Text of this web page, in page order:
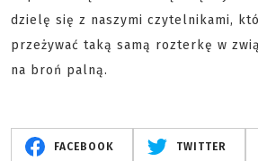
dzielę się z naszymi czytelnikami,
przeżywać taką samą rozterkę w
na broń palną.
FACEBOOK TWITTER